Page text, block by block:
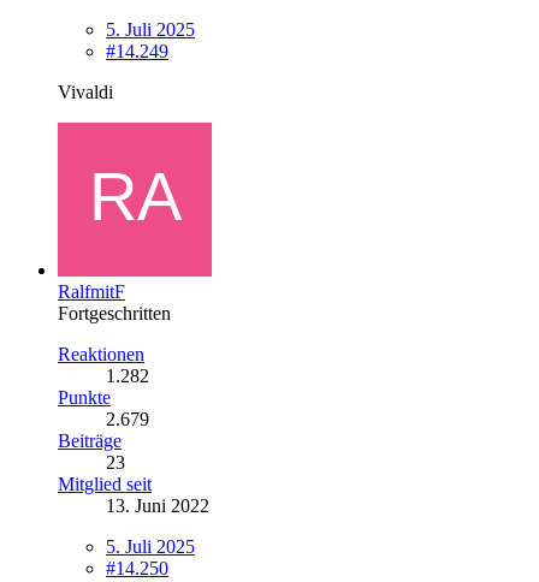
5. Juli 2025
#14.249
Vivaldi
RalfmitF
Fortgeschritten
Reaktionen
1.282
Punkte
2.679
Beiträge
23
Mitglied seit
13. Juni 2022
5. Juli 2025
#14.250